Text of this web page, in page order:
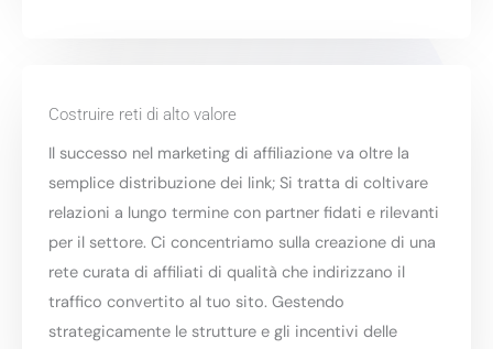
Costruire reti di alto valore
Il successo nel marketing di affiliazione va oltre la
semplice distribuzione dei link; Si tratta di coltivare
relazioni a lungo termine con partner fidati e rilevanti
per il settore. Ci concentriamo sulla creazione di una
rete curata di affiliati di qualità che indirizzano il
traffico convertito al tuo sito. Gestendo
strategicamente le strutture e gli incentivi delle